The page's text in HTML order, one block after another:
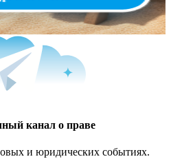
канал о праве
и юридических событиях.